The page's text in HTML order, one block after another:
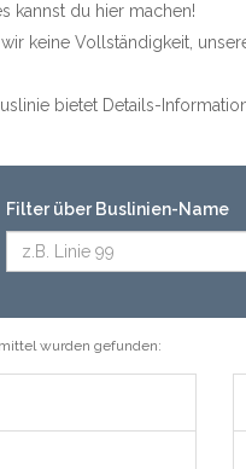
kannst du hier machen!
keine Vollständigkeit,
bietet Details-
Filter über Buslinien-Name
wurden gefunden: